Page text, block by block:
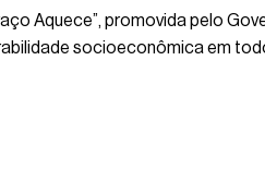
Aquece”, promovida pelo
socioeconômica em